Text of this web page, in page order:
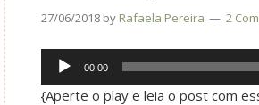
27/06/2018 by Rafaela Pereira 2
Audio
Player
00:00
{Aperte o play e leia o post com